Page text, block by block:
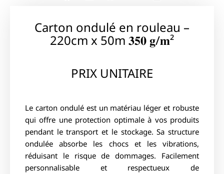
Carton ondulé en rouleau –
220cm x 50m 𝟑𝟓𝟎 𝐠/𝐦²
PRIX UNITAIRE
Le carton ondulé est un matériau léger et robuste
qui offre une protection optimale à vos produits
pendant le transport et le stockage. Sa structure
ondulée absorbe les chocs et les vibrations,
réduisant le risque de dommages. Facilement
personnalisable et respectueux de